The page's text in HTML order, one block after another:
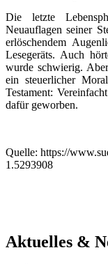
Die letzte
Neuauflagen seiner
erlöschendem
Lesegeräts. Auch
wurde schwierig.
ein steuerlicher
Testament:
dafür geworben.
Quelle: https://
1.5293908
Aktuelles &